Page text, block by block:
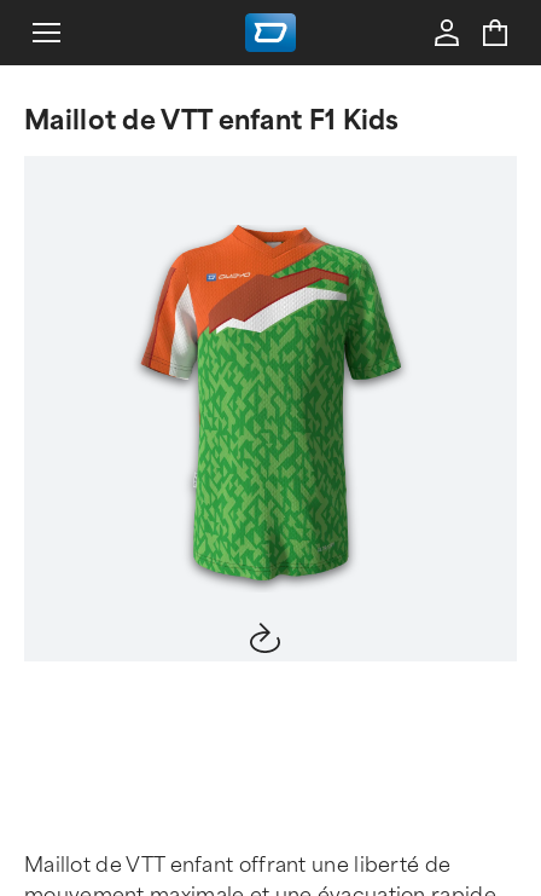
Maillot de VTT enfant F1 Kids
Maillot de VTT enfant offrant une liberté de